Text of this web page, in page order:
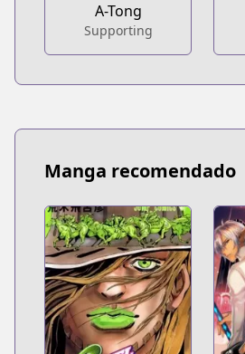
A-Tong
Supporting
Manga recomendado